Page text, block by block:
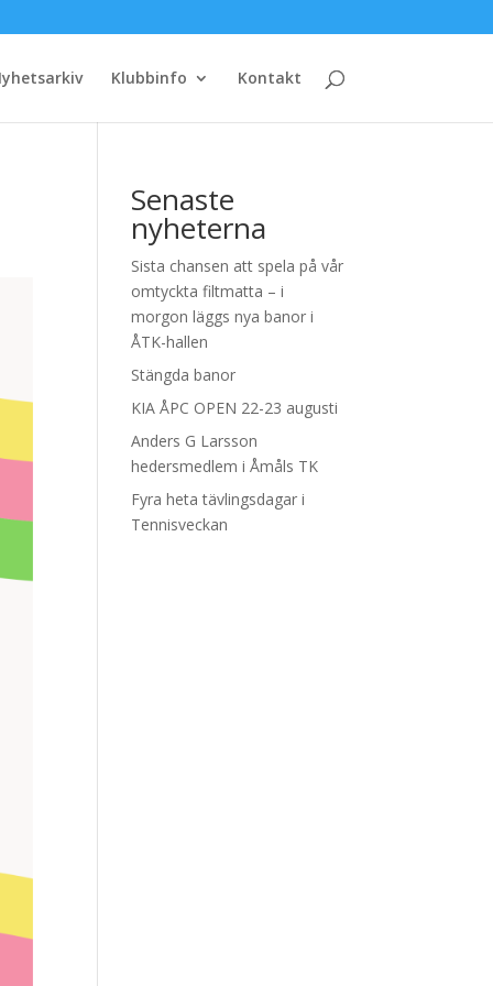
Klubbinfo Kontakt
Senaste
nyheterna
Sista chansen att spela på vår
omtyckta filtmatta – i
morgon läggs nya banor i
ÅTK-hallen
Stängda banor
KIA ÅPC OPEN 22-23 augusti
Anders G Larsson
hedersmedlem i Åmåls TK
Fyra heta tävlingsdagar i
Tennisveckan